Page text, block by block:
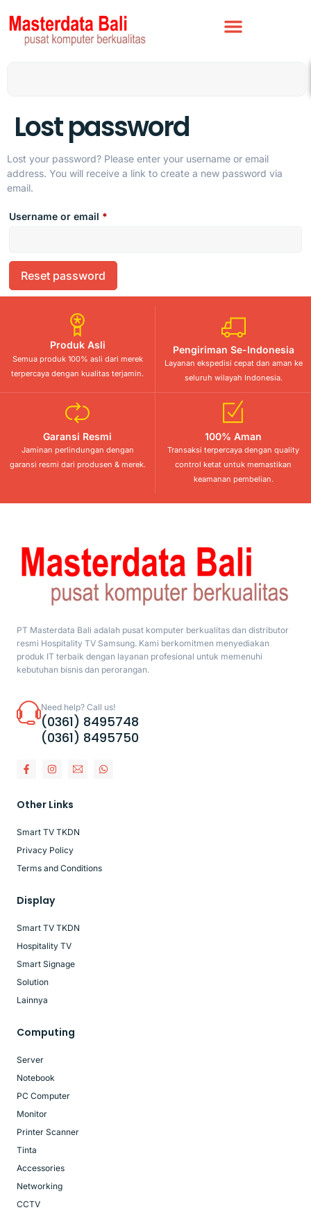
Lost password
Lost your password? Please enter your username or email
address. You will receive a link to create a new password via
email.
Username or email *
Reset password
Produk Asli
Semua produk 100% asli dari merek
terpercaya dengan kualitas terjamin.
Pengiriman Se-Indonesia
Layanan ekspedisi cepat dan aman ke
seluruh wilayah Indonesia.
Garansi Resmi
Jaminan perlindungan dengan
garansi resmi dari produsen & merek.
100% Aman
Transaksi terpercaya dengan quality
control ketat untuk memastikan
keamanan pembelian.
PT Masterdata Bali adalah pusat komputer berkualitas dan distributor
resmi Hospitality TV Samsung. Kami berkomitmen menyediakan
produk IT terbaik dengan layanan profesional untuk memenuhi
kebutuhan bisnis dan perorangan.
Need help? Call us!
(0361) 8495748
(0361) 8495750
Other Links
Smart TV TKDN
Privacy Policy
Terms and Conditions
Display
Smart TV TKDN
Hospitality TV
Smart Signage
Solution
Lainnya
Computing
Server
Notebook
PC Computer
Monitor
Printer Scanner
Tinta
Accessories
Networking
CCTV